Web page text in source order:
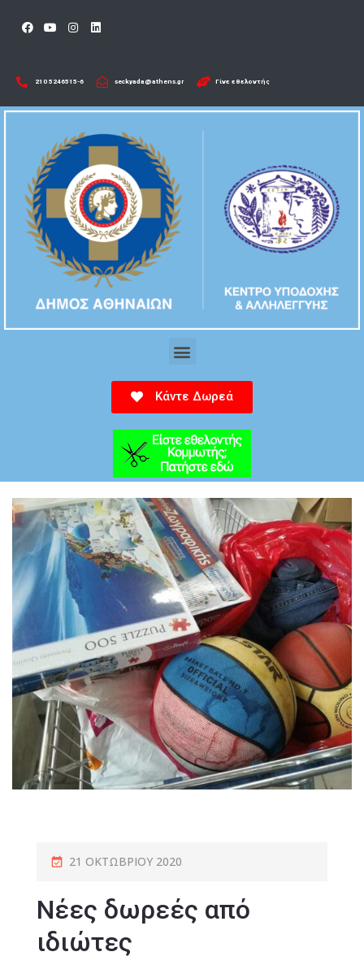
210 5246515-6​ seckyada@athens.gr Γίνε εθελοντής
Κάντε Δωρεά
21 ΟΚΤΩΒΡΊΟΥ 2020
Nέες δωρεές από
ιδιώτες